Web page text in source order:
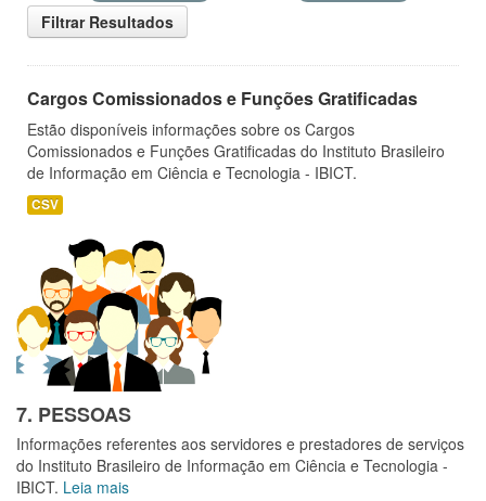
Filtrar Resultados
Cargos Comissionados e Funções Gratificadas
Estão disponíveis informações sobre os Cargos
Comissionados e Funções Gratificadas do Instituto Brasileiro
de Informação em Ciência e Tecnologia - IBICT.
CSV
7. PESSOAS
Informações referentes aos servidores e prestadores de serviços
do Instituto Brasileiro de Informação em Ciência e Tecnologia -
IBICT. Leia mais